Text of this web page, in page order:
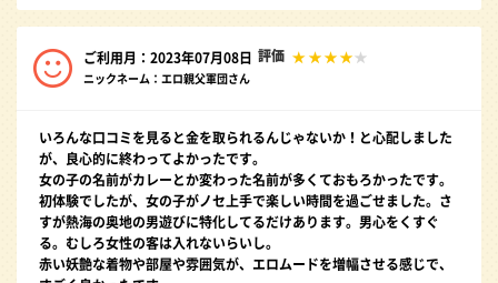
ご利用月：2023年07月08日 評価
ニックネーム：エロ親父軍団さん
いろんな口コミを見ると金を取られるんじゃないか！と心配しました
が、良心的に終わってよかったです。
女の子の名前がカレーとか変わった名前が多くておもろかったです。
初体験でしたが、女の子がノセ上手で楽しい時間を過ごせました。さ
すが熱海の奥地の男遊びに特化してるだけあります。男心をくすぐ
る。むしろ女性の客は入れないらいし。
赤い妖艶な着物や部屋や雰囲気が、エロムードを増幅させる感じで、